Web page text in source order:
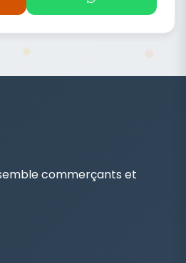
commerçants et